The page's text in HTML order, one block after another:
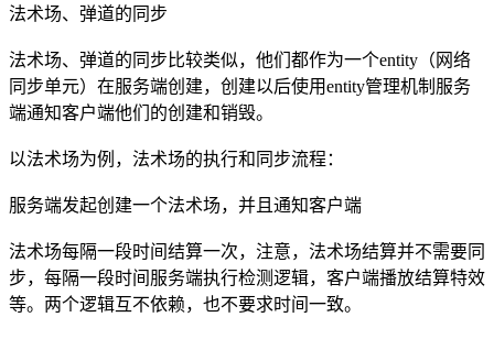
法术场、弹道的同步
法术场、弹道的同步比较类似，他们都作为一个entity（网络
同步单元）在服务端创建，创建以后使用entity管理机制服务
端通知客户端他们的创建和销毁。
以法术场为例，法术场的执行和同步流程：
服务端发起创建一个法术场，并且通知客户端
法术场每隔一段时间结算一次，注意，法术场结算并不需要同
步，每隔一段时间服务端执行检测逻辑，客户端播放结算特效
等。两个逻辑互不依赖，也不要求时间一致。